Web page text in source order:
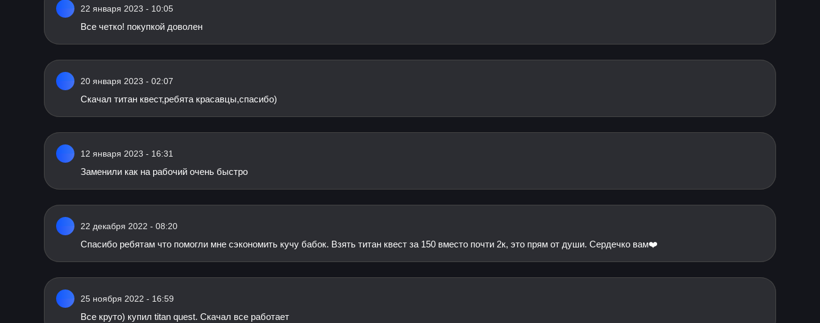
22 января 2023 - 10:05
Все четко! покупкой доволен
20 января 2023 - 02:07
Скачал титан квест,ребята красавцы,спасибо)
12 января 2023 - 16:31
Заменили как на рабочий очень быстро
22 декабря 2022 - 08:20
Спасибо ребятам что помогли мне сэкономить кучу бабок. Взять титан квест за 150 вместо почти 2к, это прям от души. Сердечко вам❤️
25 ноября 2022 - 16:59
Все круто) купил titan quest. Скачал все работает